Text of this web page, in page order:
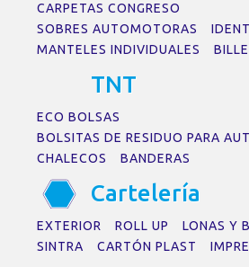
CARPETAS CONGRESO
SOBRES AUTOMOTORAS
MANTELES INDIVIDUALES
TNT
ECO BOLSAS
BOLSITAS DE RESIDUO PARA
CHALECOS
BANDERAS
Cartelería
EXTERIOR ROLL UP
LONAS Y
SINTRA
CARTÓN PLAST